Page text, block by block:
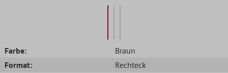
Farbe:
Braun
Format:
Rechteck